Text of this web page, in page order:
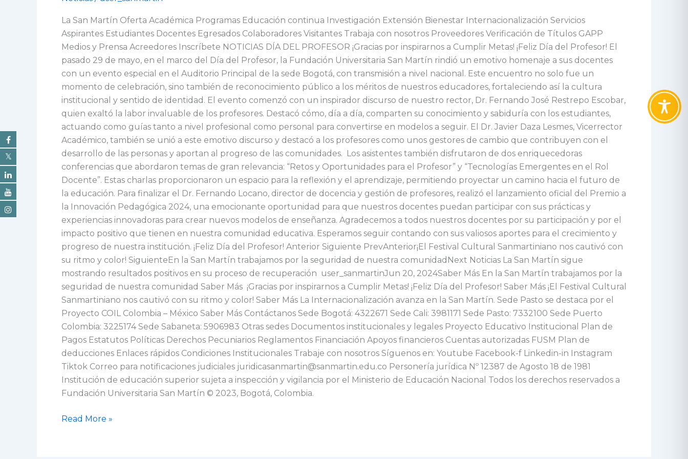
La San Martín Oferta Académica Programas Educación continua Investigación Extensión Bienestar Internacionalización Servicios
Aspirantes Estudiantes Docentes Egresados Colaboradores Visitantes Trabaja con nosotros Proveedores Verificación de Títulos GAPP
Medios y Prensa Acreedores Inscríbete NOTICIAS DÍA DEL PROFESOR ¡Gracias por inspirarnos a Cumplir Metas! ¡Feliz Día del Profesor! El
pasado 29 de mayo, en el marco del Día del Profesor, la Fundación Universitaria San Martín rindió un emotivo homenaje a sus docentes
con un evento especial en el Auditorio Principal de la sede Bogotá, con transmisión a nivel nacional. Este encuentro no solo fue un
momento de celebración, sino también de reconocimiento público a los méritos de nuestros educadores, fortaleciendo así la cultura
institucional y sentido de identidad. El evento comenzó con un inspirador discurso de nuestro rector, Dr. Fernando José Restrepo Escobar,
quien exaltó la labor invaluable de los profesores. Destacó cómo, día a día, comparten su conocimiento y sabiduría con los estudiantes,
actuando como guías tanto a nivel profesional como personal para convertirse en modelos a seguir. El Dr. Javier Daza Lesmes, Vicerrector
Académico, también se unió a este emotivo discurso y destacó a los profesores como unos gestores de cambio que contribuyen con el
desarrollo de las personas y aportan al progreso de las comunidades. Los asistentes también disfrutaron de dos enriquecedoras
conferencias que abordaron temas de gran relevancia: “Retos y Oportunidades para el Profesor” y “Tecnologías Emergentes en el Rol
Docente”. Estas charlas proporcionaron un espacio para la reflexión y el aprendizaje, permitiendo proyectar un camino hacia el futuro de
la educación. Para finalizar el Dr. Fernando Locano, director de docencia y gestión de profesores, realizó el lanzamiento oficial del Premio a
la Innovación Pedagógica 2024, una emocionante oportunidad para que nuestros docentes puedan participar con sus prácticas y
experiencias innovadoras para crear nuevos modelos de enseñanza. Agradecemos a todos nuestros docentes por su participación y por el
impacto positivo que tienen en nuestra comunidad educativa. Esperamos seguir contando con sus valiosos aportes para el crecimiento y
progreso de nuestra institución. ¡Feliz Día del Profesor! Anterior Siguiente PrevAnterior¡El Festival Cultural Sanmartiniano nos cautivó con
su ritmo y color! SiguienteEn la San Martín trabajamos por la seguridad de nuestra comunidadNext Noticias La San Martín sigue
mostrando resultados positivos en su proceso de recuperación user_sanmartinJun 20, 2024Saber Más En la San Martín trabajamos por la
seguridad de nuestra comunidad Saber Más ¡Gracias por inspirarnos a Cumplir Metas! ¡Feliz Día del Profesor! Saber Más ¡El Festival Cultural
Sanmartiniano nos cautivó con su ritmo y color! Saber Más La Internacionalización avanza en la San Martín. Sede Pasto se destaca por el
Proyecto COIL Colombia – México Saber Más Contáctanos Sede Bogotá: 4322671 Sede Cali: 3981171 Sede Pasto: 7332100 Sede Puerto
Colombia: 3225174 Sede Sabaneta: 5906983 Otras sedes Documentos institucionales y legales Proyecto Educativo Institucional Plan de
Pagos Estatutos Políticas Derechos Pecuniarios Reglamentos Financiación Apoyos financieros Cuentas autorizadas FUSM Plan de
deducciones Enlaces rápidos Condiciones Institucionales Trabaje con nosotros Síguenos en: Youtube Facebook-f Linkedin-in Instagram
Tiktok Correo para notificaciones judiciales juridicasanmartin@sanmartin.edu.co Personería jurídica Nº 12387 de Agosto 18 de 1981
Institución de educación superior sujeta a inspección y vigilancia por el Ministerio de Educación Nacional Todos los derechos reservados a
Fundación Universitaria San Martín © 2023, Bogotá, Colombia.
Cumplir
Metas!
¡Feliz
Día
del
Profesor!
Read More »